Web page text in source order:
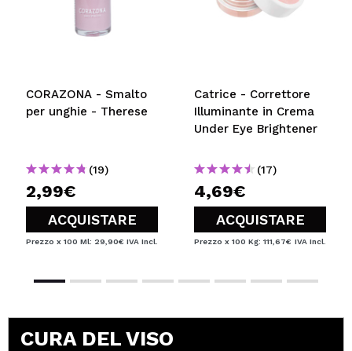
CORAZONA - Smalto
per unghie - Therese
(19)
2,99€
ACQUISTARE
Prezzo x 100 Ml: 29,90€ IVA Incl.
Catrice - Correttore
Illuminante in Crema
Under Eye Brightener
(17)
4,69€
ACQUISTARE
Prezzo x 100 Kg: 111,67€ IVA Incl.
CURA DEL VISO